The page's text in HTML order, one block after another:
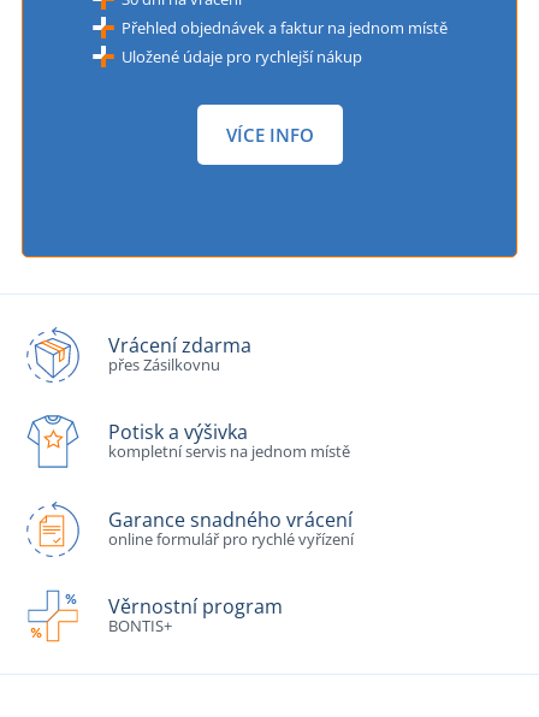
Přehled objednávek a faktur na jednom místě
Uložené údaje pro rychlejší nákup
VÍCE INFO
Vrácení zdarma
přes Zásilkovnu
Potisk a výšivka
kompletní servis na jednom místě
Garance snadného vrácení
online formulář pro rychlé vyřízení
Věrnostní program
BONTIS+